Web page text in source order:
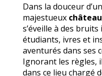
Dans la douceur
majestueux
s’éveille à des
étudiants, ivres et
aventurés dans ses
Ignorant les règles,
dans ce lieu chargé